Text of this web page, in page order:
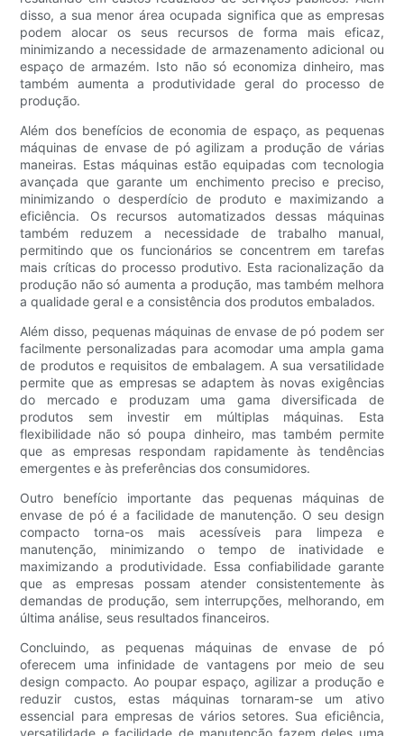
disso, a sua menor área ocupada significa que as empresas
podem alocar os seus recursos de forma mais eficaz,
minimizando a necessidade de armazenamento adicional ou
espaço de armazém. Isto não só economiza dinheiro, mas
também aumenta a produtividade geral do processo de
produção.
Além dos benefícios de economia de espaço, as pequenas
máquinas de envase de pó agilizam a produção de várias
maneiras. Estas máquinas estão equipadas com tecnologia
avançada que garante um enchimento preciso e preciso,
minimizando o desperdício de produto e maximizando a
eficiência. Os recursos automatizados dessas máquinas
também reduzem a necessidade de trabalho manual,
permitindo que os funcionários se concentrem em tarefas
mais críticas do processo produtivo. Esta racionalização da
produção não só aumenta a produção, mas também melhora
a qualidade geral e a consistência dos produtos embalados.
Além disso, pequenas máquinas de envase de pó podem ser
facilmente personalizadas para acomodar uma ampla gama
de produtos e requisitos de embalagem. A sua versatilidade
permite que as empresas se adaptem às novas exigências
do mercado e produzam uma gama diversificada de
produtos sem investir em múltiplas máquinas. Esta
flexibilidade não só poupa dinheiro, mas também permite
que as empresas respondam rapidamente às tendências
emergentes e às preferências dos consumidores.
Outro benefício importante das pequenas máquinas de
envase de pó é a facilidade de manutenção. O seu design
compacto torna-os mais acessíveis para limpeza e
manutenção, minimizando o tempo de inatividade e
maximizando a produtividade. Essa confiabilidade garante
que as empresas possam atender consistentemente às
demandas de produção, sem interrupções, melhorando, em
última análise, seus resultados financeiros.
Concluindo, as pequenas máquinas de envase de pó
oferecem uma infinidade de vantagens por meio de seu
design compacto. Ao poupar espaço, agilizar a produção e
reduzir custos, estas máquinas tornaram-se um ativo
essencial para empresas de vários setores. Sua eficiência,